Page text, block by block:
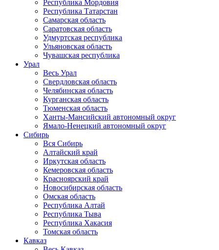
Республика Мордовия
Республика Татарстан
Самарская область
Саратовская область
Удмуртская республика
Ульяновская область
Чувашская республика
Урал
Весь Урал
Свердловская область
Челябинская область
Курганская область
Тюменская область
Ханты-Мансийский автономный округ
Ямало-Ненецкий автономный округ
Сибирь
Вся Сибирь
Алтайский край
Иркутская область
Кемеровская область
Красноярский край
Новосибирская область
Омская область
Республика Алтай
Республика Тыва
Республика Хакасия
Томская область
Кавказ